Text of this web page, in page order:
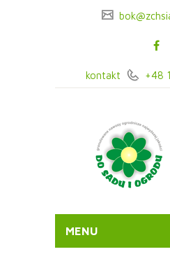
kontakt +48
MENU